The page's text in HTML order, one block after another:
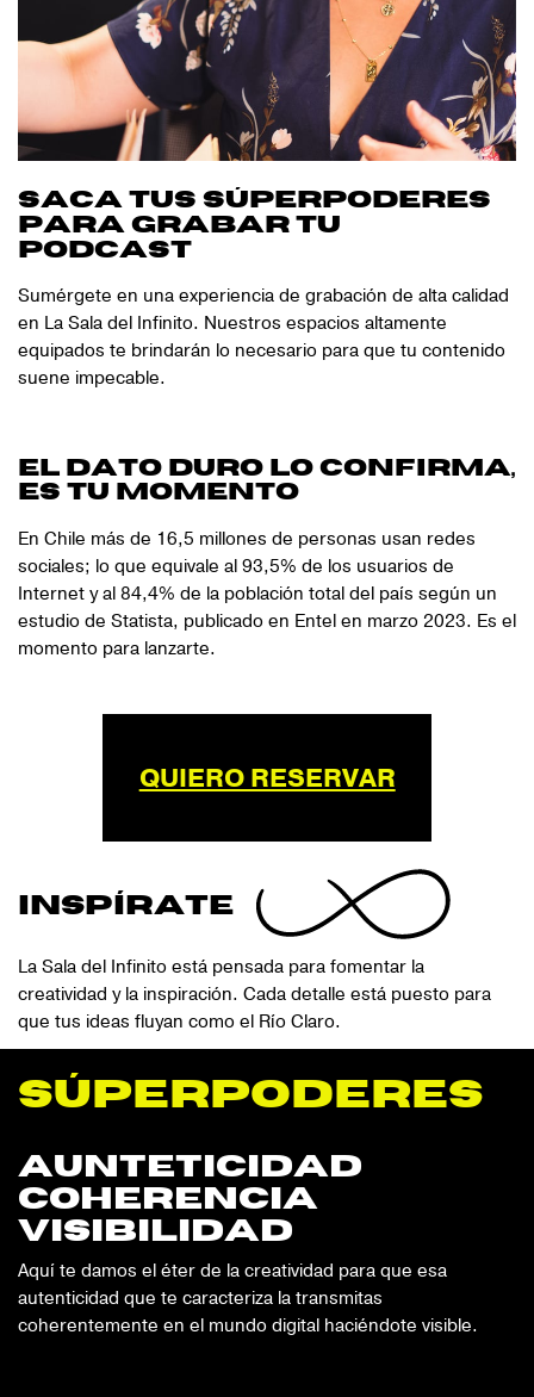
saca tus súperpoderes
para grabar tu
podcast
Sumérgete en una experiencia de grabación de alta calidad
en La Sala del Infinito. Nuestros espacios altamente
equipados te brindarán lo necesario para que tu contenido
suene impecable.
El dato duro lo confirma,
eS TU MOMENTO
En Chile más de 16,5 millones de personas usan redes
sociales; lo que equivale al 93,5% de los usuarios de
Internet y al 84,4% de la población total del país según un
estudio de Statista, publicado en Entel en marzo 2023. Es el
momento para lanzarte.
QUIERO RESERVAR
INSPÍRATE
La Sala del Infinito está pensada para fomentar la
creatividad y la inspiración. Cada detalle está puesto para
que tus ideas fluyan como el Río Claro.
sÚperpoderes
aunteticidad
coherencia
visibilidad
Aquí te damos el éter de la creatividad para que esa
autenticidad que te caracteriza la transmitas
coherentemente en el mundo digital haciéndote visible.